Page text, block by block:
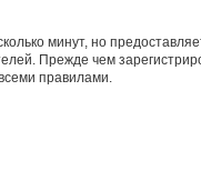
минут, но
Прежде чем
правилами.